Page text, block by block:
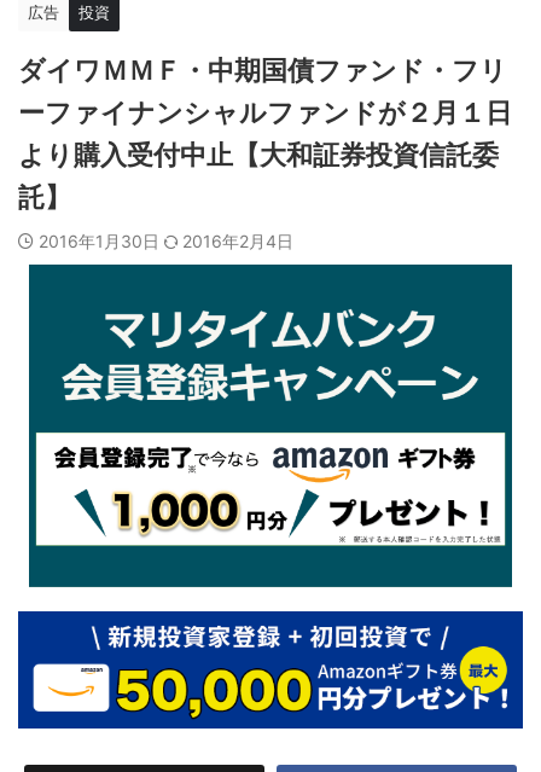
広告 投資
ダイワＭＭＦ・中期国債ファンド・フリ
ーファイナンシャルファンドが２月１日
より購入受付中止【大和証券投資信託委
託】
2016年1月30日 2016年2月4日